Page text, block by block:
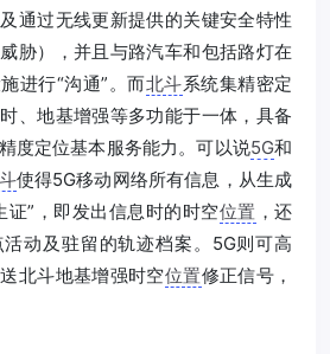
通过无线更新提供的关键安全特性
胁），并且与路汽车和包括路灯在
进行“沟通”。而北斗系统集精密定
、地基增强等多功能于一体，具备
度定位基本服务能力。可以说5G和
使得5G移动网络所有信息，从生成
证”，即发出信息时的时空位置 ，还
动及驻留的轨迹档案。5G则可高
北斗地基增强时空位置修正信号，